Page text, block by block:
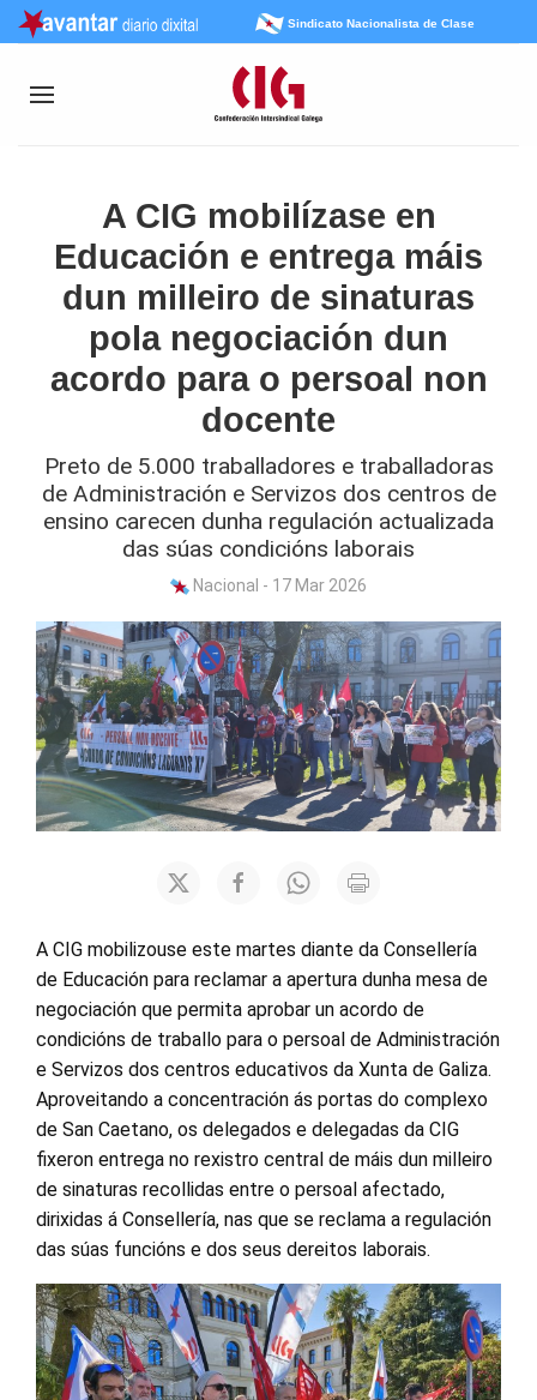
Sindicato Nacionalista de Clase
A CIG mobilízase en
Educación e entrega máis
dun milleiro de sinaturas
pola negociación dun
acordo para o persoal non
docente
Preto de 5.000 traballadores e traballadoras
de Administración e Servizos dos centros de
ensino carecen dunha regulación actualizada
das súas condicións laborais
Nacional - 17 Mar 2026
A CIG mobilizouse este martes diante da Consellería
de Educación para reclamar a apertura dunha mesa de
negociación que permita aprobar un acordo de
condicións de traballo para o persoal de Administración
e Servizos dos centros educativos da Xunta de Galiza.
Aproveitando a concentración ás portas do complexo
de San Caetano, os delegados e delegadas da CIG
fixeron entrega no rexistro central de máis dun milleiro
de sinaturas recollidas entre o persoal afectado,
dirixidas á Consellería, nas que se reclama a regulación
das súas funcións e dos seus dereitos laborais.